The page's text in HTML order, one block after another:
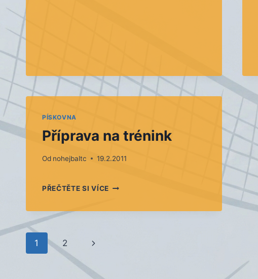
PÍSKOVNA
Příprava na trénink
Od nohejbaltc 19.2.2011
PŘEČTĚTE SI VÍCEPŘÍPRAVA
Navigace
1 2
Další